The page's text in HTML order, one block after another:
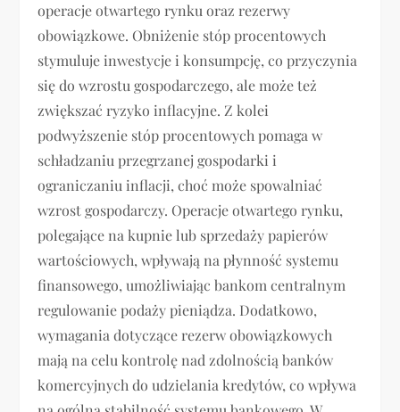
operacje otwartego rynku oraz rezerwy
obowiązkowe. Obniżenie stóp procentowych
stymuluje inwestycje i konsumpcję, co przyczynia
się do wzrostu gospodarczego, ale może też
zwiększać ryzyko inflacyjne. Z kolei
podwyższenie stóp procentowych pomaga w
schładzaniu przegrzanej gospodarki i
ograniczaniu inflacji, choć może spowalniać
wzrost gospodarczy. Operacje otwartego rynku,
polegające na kupnie lub sprzedaży papierów
wartościowych, wpływają na płynność systemu
finansowego, umożliwiając bankom centralnym
regulowanie podaży pieniądza. Dodatkowo,
wymagania dotyczące rezerw obowiązkowych
mają na celu kontrolę nad zdolnością banków
komercyjnych do udzielania kredytów, co wpływa